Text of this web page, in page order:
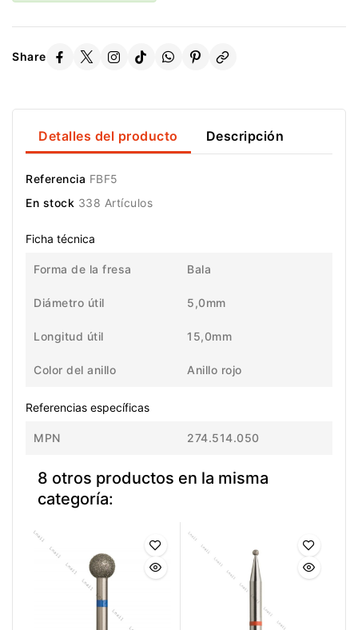
Share
Detalles del producto Descripción
Referencia FBF5
En stock 338 Artículos
Ficha técnica
Forma de la fresa Bala
Diámetro útil 5,0mm
Longitud útil 15,0mm
Color del anillo Anillo rojo
Referencias específicas
MPN 274.514.050
8 otros productos en la misma
categoría: